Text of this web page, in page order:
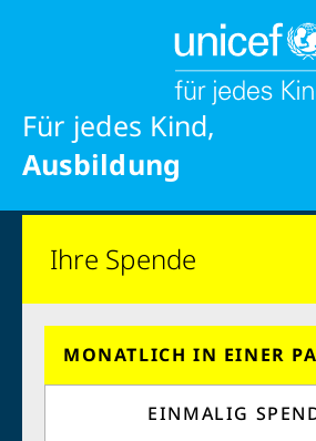
Für jedes Kind,
jedes Recht
Liebe
Ausbildung
Wonach suchen Sie?
1
SPENDE
2
Ihre Spende
MONATLICH IN EINER
EINMALIG